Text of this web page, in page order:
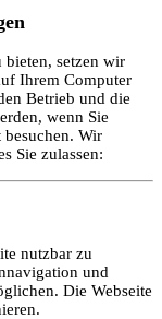
bieten, setzen wir
Ihrem Computer
Betrieb und die
wenn Sie
besuchen. Wir
Sie zulassen:
nutzbar zu
und
Die Webseite